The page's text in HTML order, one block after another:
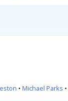
• Michael Parks •